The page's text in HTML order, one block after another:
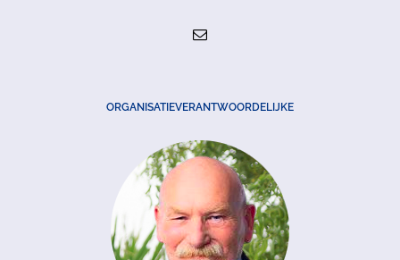
ORGANISATIEVERANTWOORDELIJKE